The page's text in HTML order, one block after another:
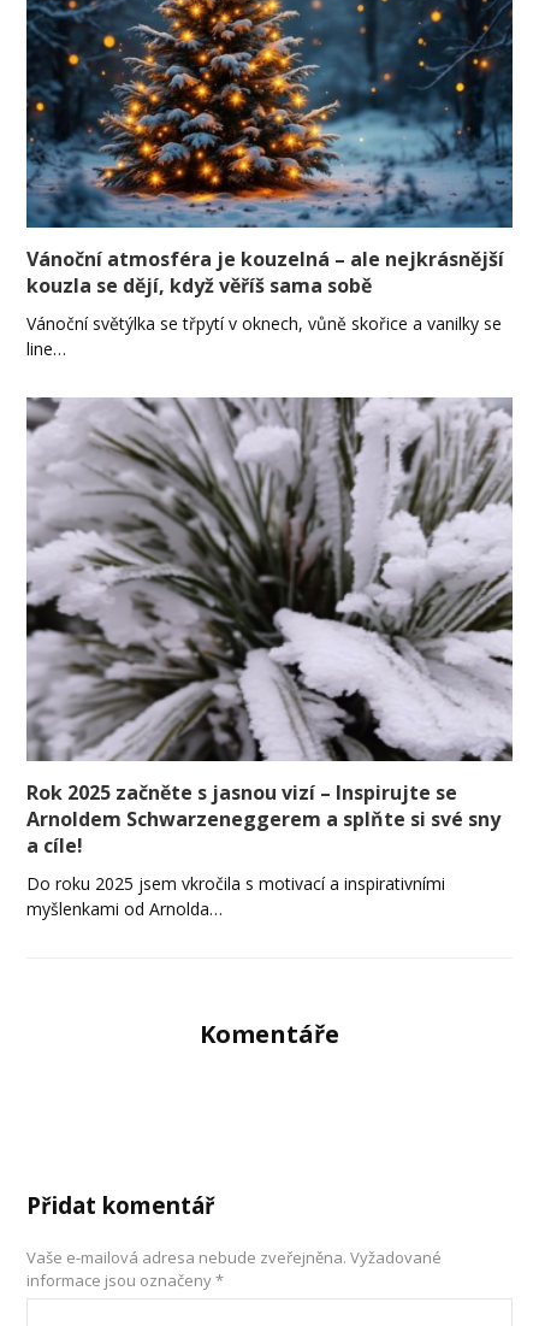
Vánoční atmosféra je kouzelná – ale nejkrásnější
kouzla se dějí, když věříš sama sobě
Vánoční světýlka se třpytí v oknech, vůně skořice a vanilky se
line…
Rok 2025 začněte s jasnou vizí – Inspirujte se
Arnoldem Schwarzeneggerem a splňte si své sny
a cíle!
Do roku 2025 jsem vkročila s motivací a inspirativními
myšlenkami od Arnolda…
Komentáře
Přidat komentář
Vaše e-mailová adresa nebude zveřejněna. Vyžadované
informace jsou označeny*